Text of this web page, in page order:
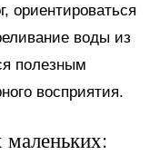
ориентироваться
воды из
полезным
восприятия.